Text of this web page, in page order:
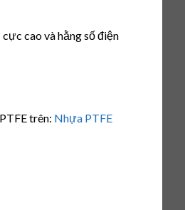
cao và hằng số điện
trên: Nhựa PTFE